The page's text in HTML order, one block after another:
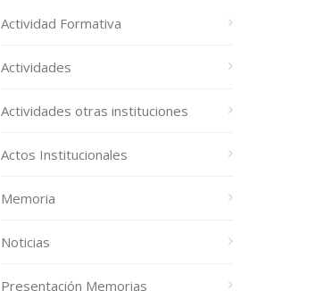
Actividad Formativa
Actividades
Actividades otras instituciones
Actos Institucionales
Memoria
Noticias
Presentación Memorias